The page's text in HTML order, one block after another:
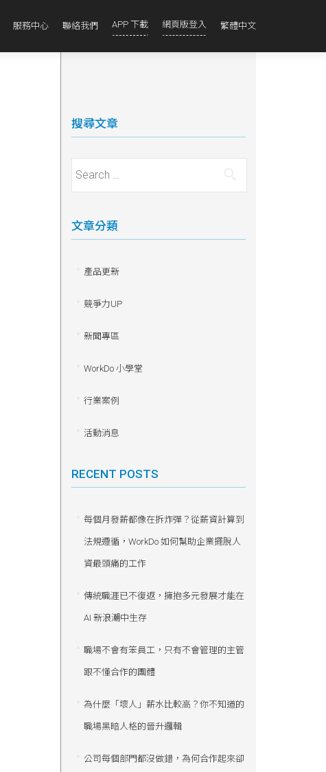
服務中心 聯絡我們 APP 下載 網頁版登入 繁體中文
搜尋文章
Search for:
文章分類
產品更新
競爭力UP
新聞專區
WorkDo 小學堂
行業案例
活動消息
RECENT POSTS
每個月發薪都像在拆炸彈？從薪資計算到
法規遵循，WorkDo 如何幫助企業擺脫人
資最頭痛的工作
傳統職涯已不復返，擁抱多元發展才能在
AI 新浪潮中生存
職場不會有笨員工，只有不會管理的主管
跟不懂合作的團體
為什麼「壞人」薪水比較高？你不知道的
職場黑暗人格的晉升邏輯
公司每個部門都沒做錯，為何合作起來卻